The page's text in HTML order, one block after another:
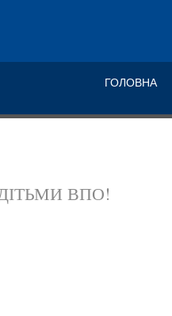
ГОЛОВНА
ВПО!